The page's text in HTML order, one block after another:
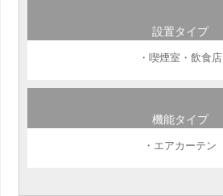
設置タイプ
・喫煙室・飲食店
機能タイプ
・エアカーテン